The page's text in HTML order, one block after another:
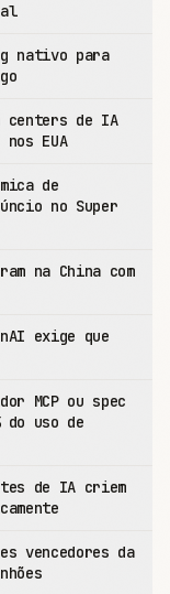
nativo para
centers de IA
EUA
de
no Super
na China com
exige que
MCP ou spec
do uso de
de IA criem
vencedores da